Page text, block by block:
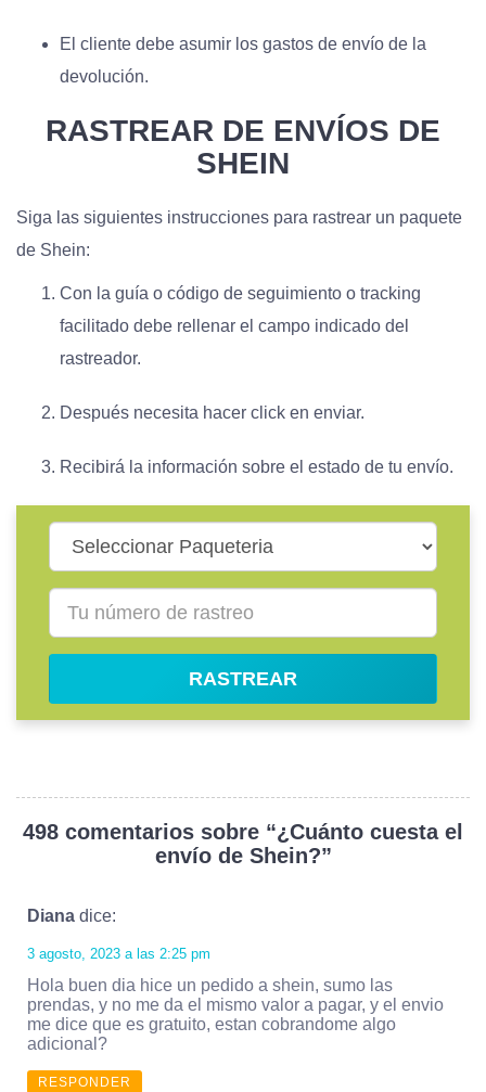
El cliente debe asumir los gastos de envío de la
devolución.
RASTREAR DE ENVÍOS DE
SHEIN
Siga las siguientes instrucciones para rastrear un paquete
de Shein:
Con la guía o código de seguimiento o tracking
facilitado debe rellenar el campo indicado del
rastreador.
Después necesita hacer click en enviar.
Recibirá la información sobre el estado de tu envío.
RASTREAR
498 comentarios sobre “¿Cuánto cuesta el
envío de Shein?”
Diana dice:
3 agosto, 2023 a las 2:25 pm
Hola buen dia hice un pedido a shein, sumo las
prendas, y no me da el mismo valor a pagar, y el envio
me dice que es gratuito, estan cobrandome algo
adicional?
RESPONDER